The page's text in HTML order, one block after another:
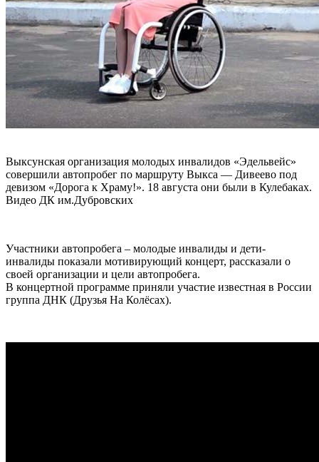
Выксунская организация молодых инвалидов «Эдельвейс»
совершили автопробег по маршруту Выкса — Дивеево под
девизом «Дорога к Храму!». 18 августа они были в Кулебаках.
Видео ДК им.Дубровских
Участники автопробега – молодые инвалиды и дети-
инвалиды показали мотивирующий концерт, рассказали о
своей организации и цели автопробега.
В концертной программе приняли участие известная в России
группа ДНК (Друзья На Колёсах).